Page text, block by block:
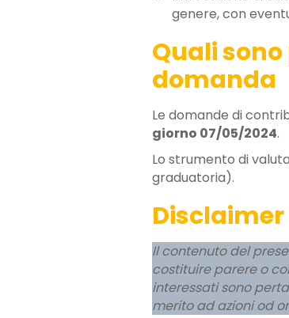
genere, con
Quali
domanda
Le domande di
giorno 07/05/2024.
Lo strumento di
graduatoria).
Disclaimer
Il contenuto del
costituire parere o
interessati sono
merito ad azioni od